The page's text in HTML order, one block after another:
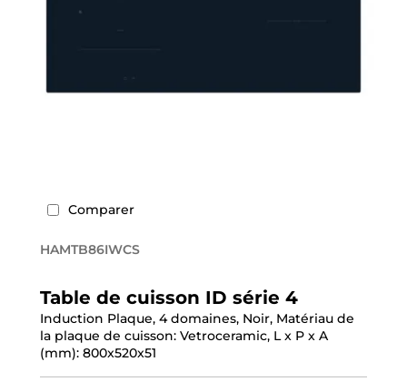
Comparer
HAMTB86IWCS
Table de cuisson ID série 4
Induction Plaque, 4 domaines, Noir, Matériau de
la plaque de cuisson: Vetroceramic, L x P x A
(mm): 800x520x51